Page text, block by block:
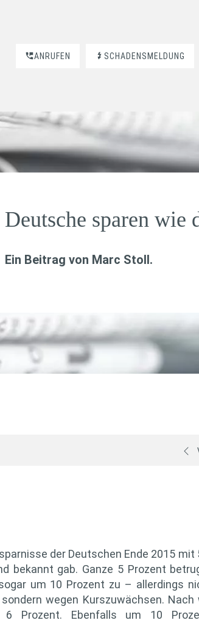
ANRUFEN SCHADENSMELDUNG
Deutsche sparen wie
Ein Beitrag von Marc Stoll.
der Deutschen Ende 2015 mit
bekannt gab. Ganze 5 Prozent
um 10 Prozent zu – allerdings
wegen Kurszuwächsen.
6 Prozent. Ebenfalls um 10